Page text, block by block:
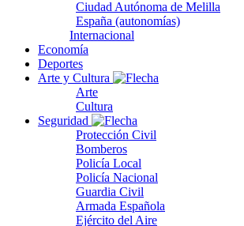
Ciudad Autónoma de Melilla
España (autonomías)
Internacional
Economía
Deportes
Arte y Cultura
Arte
Cultura
Seguridad
Protección Civil
Bomberos
Policía Local
Policía Nacional
Guardia Civil
Armada Española
Ejército del Aire